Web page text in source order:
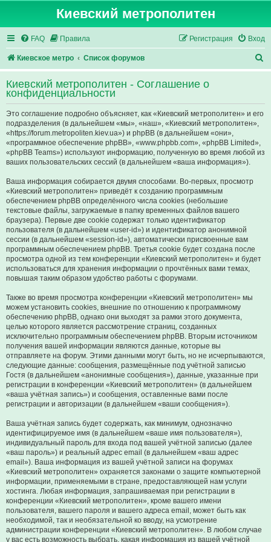
Киевский метрополитен
FAQ Правила Вход
Регистрация
Киевское метро Список форумов
о
с
Киевский метрополитен - Соглашение о
конфиденциальности
Это соглашение подробно объясняет, как «Киевский метрополитен» и его
подразделения (в дальнейшем «мы», «наш», «Киевский метрополитен»,
«https://forum.metropoliten.kiev.ua») и phpBB (в дальнейшем «они»,
«программное обеспечение phpBB», «www.phpbb.com», «phpBB Limited»,
«phpBB Teams») используют информацию, полученную во время любой из
ваших пользовательских сессий (в дальнейшем «ваша информация»).
Ваша информация собирается двумя способами. Во-первых, просмотр
«Киевский метрополитен» приведёт к созданию программным
обеспечением phpBB определённого числа cookies (небольшие
текстовые файлы, загружаемые в папку временных файлов вашего
браузера). Первые две cookie содержат только идентификатор
пользователя (в дальнейшем «user-id») и идентификатор анонимной
сессии (в дальнейшем «session-id»), автоматически присвоенные вам
программным обеспечением phpBB. Третья cookie будет создана после
просмотра одной из тем конференции «Киевский метрополитен» и будет
использоваться для хранения информации о прочтённых вами темах,
повышая таким образом удобство работы с форумами.
Также во время просмотра конференции «Киевский метрополитен» мы
можем установить cookies, внешние по отношению к программному
обеспечению phpBB, однако они выходят за рамки этого документа,
целью которого является рассмотрение страниц, созданных
исключительно программным обеспечением phpBB. Вторым источником
получения вашей информации являются данные, которые вы
отправляете на форум. Этими данными могут быть, но не исчерпываются,
следующие данные: сообщения, размещённые под учётной записью
Гостя (в дальнейшем «анонимные сообщения»), данные, указанные при
регистрации в конференции «Киевский метрополитен» (в дальнейшем
«ваша учётная запись») и сообщения, оставленные вами после
регистрации и авторизации (в дальнейшем «ваши сообщения»).
Ваша учётная запись будет содержать, как минимум, однозначно
идентифицируемое имя (в дальнейшем «ваше имя пользователя»),
индивидуальный пароль для входа под вашей учётной записью (далее
«ваш пароль») и реальный адрес email (в дальнейшем «ваш адрес
email»). Ваша информация из вашей учётной записи на форумах
«Киевский метрополитен» охраняется законами о защите компьютерной
информации, применяемыми в стране, предоставляющей нам услуги
хостинга. Любая информация, запрашиваемая при регистрации в
конференции «Киевский метрополитен», кроме вашего имени
пользователя, вашего пароля и вашего адреса email, может быть как
необходимой, так и необязательной ко вводу, на усмотрение
администрации конференции «Киевский метрополитен». В любом случае
у вас есть возможность выбрать, какая информация из вашей учётной